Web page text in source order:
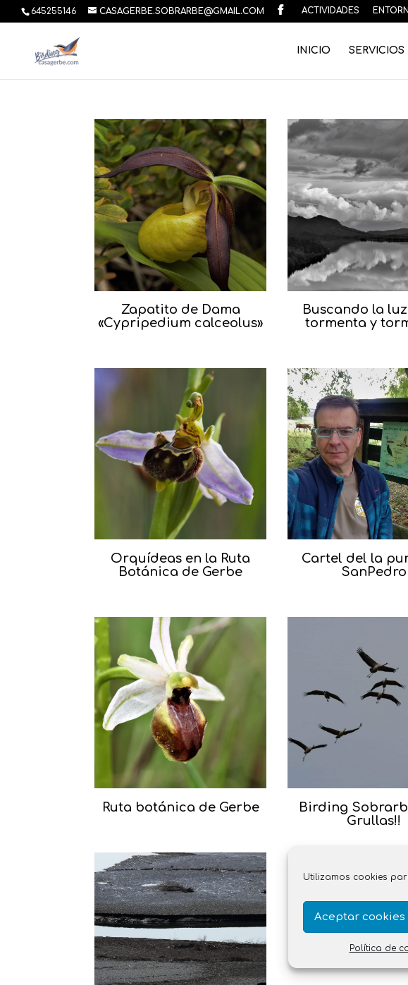
Utilizamos cookies
Aceptar cookies
Política de
645255146 CASAGERBE.SOBRARBE@GMAIL.COM ACTIVIDADES
INICIO SERVICIOS
Zapatito de Dama
«Cypripedium calceolus»
Buscando la
tormenta y
Orquídeas en la Ruta
Botánica de Gerbe
Cartel del la
SanPedro
Ruta botánica de Gerbe
Birding
Grullas!!